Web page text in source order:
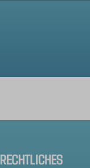
RECHTLICHES